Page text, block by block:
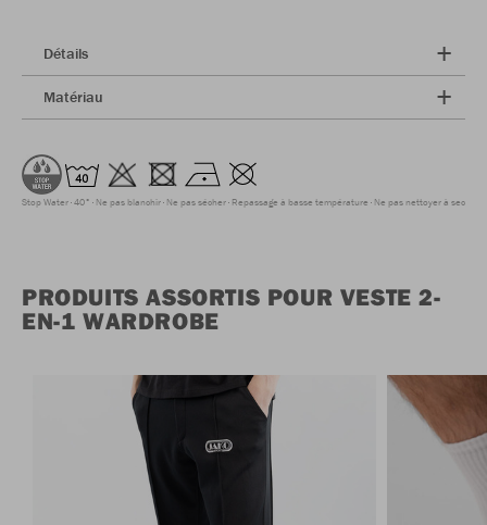
Détails
Matériau
Stop Water 40° Ne pas blanchir Ne pas sécher Repassage à basse température Ne pas nettoyer à sec
PRODUITS ASSORTIS POUR VESTE 2-
EN-1 WARDROBE